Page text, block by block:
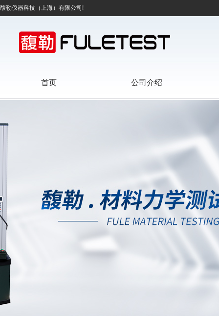
馥勒仪器科技（上海）有限公司!
首页 公司介绍